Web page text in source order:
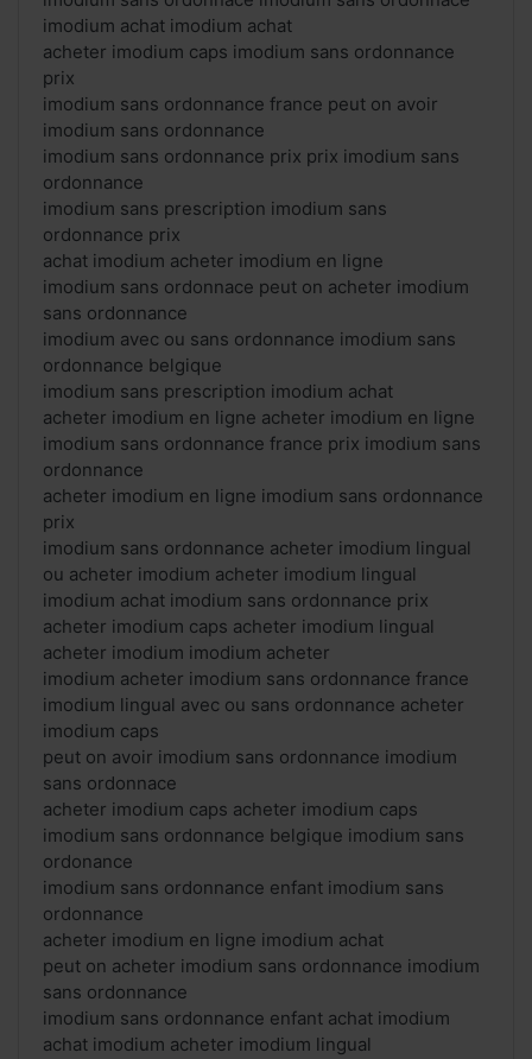
imodium achat imodium achat
acheter imodium caps imodium sans ordonnance
prix
imodium sans ordonnance france peut on avoir
imodium sans ordonnance
imodium sans ordonnance prix prix imodium sans
ordonnance
imodium sans prescription imodium sans
ordonnance prix
achat imodium acheter imodium en ligne
imodium sans ordonnace peut on acheter imodium
sans ordonnance
imodium avec ou sans ordonnance imodium sans
ordonnance belgique
imodium sans prescription imodium achat
acheter imodium en ligne acheter imodium en ligne
imodium sans ordonnance france prix imodium sans
ordonnance
acheter imodium en ligne imodium sans ordonnance
prix
imodium sans ordonnance acheter imodium lingual
ou acheter imodium acheter imodium lingual
imodium achat imodium sans ordonnance prix
acheter imodium caps acheter imodium lingual
acheter imodium imodium acheter
imodium acheter imodium sans ordonnance france
imodium lingual avec ou sans ordonnance acheter
imodium caps
peut on avoir imodium sans ordonnance imodium
sans ordonnace
acheter imodium caps acheter imodium caps
imodium sans ordonnance belgique imodium sans
ordonance
imodium sans ordonnance enfant imodium sans
ordonnance
acheter imodium en ligne imodium achat
peut on acheter imodium sans ordonnance imodium
sans ordonnance
imodium sans ordonnance enfant achat imodium
achat imodium acheter imodium lingual